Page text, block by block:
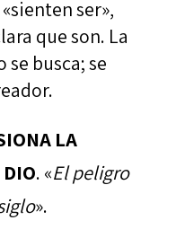
ser»,
que son. La
busca; se
LA
. «El peligro
».